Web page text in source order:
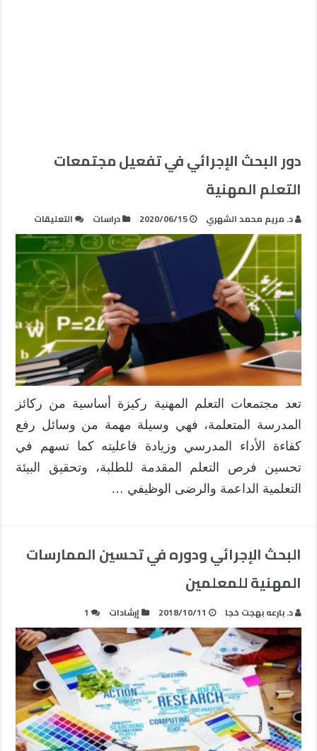
دور البحث الإجرائي في تفعيل مجتمعات
التعلم المهنية
د. مريم محمد الشهري 2020/06/15 دراسات التعليقات
دور
البحث
الإجرائي
في
تفعيل
التعلم
المهنية
مغلقة
تعد مجتمعات التعلم المهنية ركيزة أساسية من ركائز
المدرسة المتعلمة، فهي وسيلة مهمة من وسائل رفع
كفاءة الأداء المدرسي وزيادة فاعليته كما تسهم في
تحسين فرص التعلم المقدمة للطلبة، وتحقيق البيئة
التعلمية الداعمة والرضى الوظيفي …
البحث الإجرائي ودوره في تحسين الممارسات
المهنية للمعلمين
د. بارعه بهجت خجا 2018/10/11 إرشادات 1